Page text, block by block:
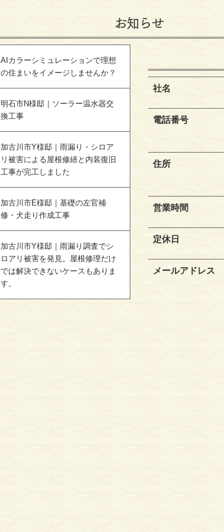
お知らせ
AIカラーシミュレーションで理想
の住まいをイメージしませんか？
明石市N様邸｜ソーラー温水器交
換工事
加古川市Y様邸｜雨漏り・シロア
リ被害による屋根修繕と内装復旧
工事が完工しました
加古川市E様邸｜基礎の左官補
修・犬走り作成工事
加古川市Y様邸｜雨漏り調査でシ
ロアリ被害を発見。屋根修理だけ
では解決できないケースもありま
す。
社名
電話番号
住所
営業時間
定休日
メールアドレス